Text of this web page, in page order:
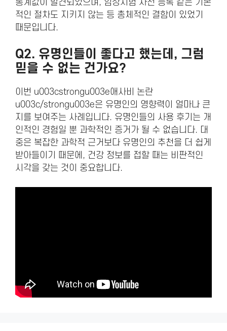
통계값이 발견되었으며, 임상시험 사전 등록 같은 기본
적인 절차도 지키지 않는 등 총체적인 결함이 있었기
때문입니다.
Q2. 유명인들이 좋다고 했는데, 그럼
믿을 수 없는 건가요?
이번 u003cstrongu003e애사비 논란
u003c/strongu003e은 유명인의 영향력이 얼마나 큰
지를 보여주는 사례입니다. 유명인들의 사용 후기는 개
인적인 경험일 뿐 과학적인 증거가 될 수 없습니다. 대
중은 복잡한 과학적 근거보다 유명인의 추천을 더 쉽게
받아들이기 때문에, 건강 정보를 접할 때는 비판적인
시각을 갖는 것이 중요합니다.